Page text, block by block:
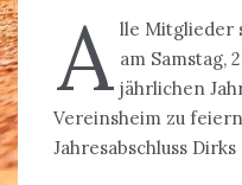
A lle Mitglieder
am Samstag,
jährlichen
Vereinsheim zu
Jahresabschluss Dirks